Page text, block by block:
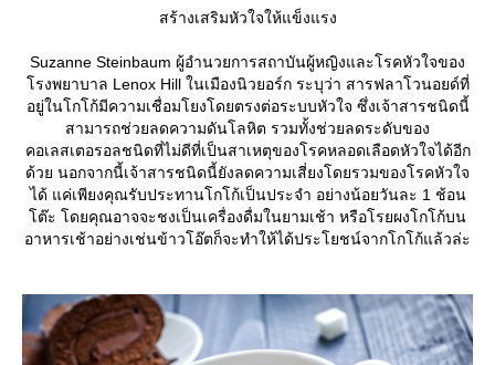
สร้างเสริมหัวใจให้แข็งแรง
Suzanne Steinbaum ผู้อำนวยการสถาบันผู้หญิงและโรคหัวใจของ
รงพยาบาล Lenox Hill ในเมืองนิวยอร์ก ระบุว่า สารฟลาโวนอยด์ที่
อยู่ในโกโก้มีความเชื่อมโยงโดยตรงต่อระบบหัวใจ ซึ่งเจ้าสารชนิดนี้
สามารถช่วยลดความดันโลหิต รวมทั้งช่วยลดระดับของ
คอเลสเตอรอลชนิดที่ไม่ดีที่เป็นสาเหตุของโรคหลอดเลือดหัวใจได้อีก
ด้วย นอกจากนี้เจ้าสารชนิดนี้ยังลดความเสี่ยงโดยรวมของโรคหัวใจ
ได้ แค่เพียงคุณรับประทานโกโก้เป็นประจำ อย่างน้อยวันละ 1 ช้อน
ต๊ะ โดยคุณอาจจะชงเป็นเครื่องดื่มในยามเช้า หรือโรยผงโกโก้บน
อาหารเช้าอย่างเช่นข้าวโอ๊ตก็จะทำให้ได้ประโยชน์จากโกโก้แล้วล่ะ